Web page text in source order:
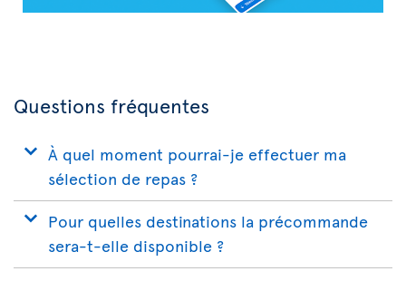
Questions fréquentes
À quel moment pourrai-je effectuer ma
sélection de repas ?
Pour quelles destinations la précommande
sera-t-elle disponible ?